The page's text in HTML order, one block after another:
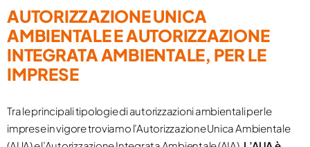
AUTORIZZAZIONE UNICA
AMBIENTALE E AUTORIZZAZIONE
INTEGRATA AMBIENTALE, PER LE
IMPRESE
Tra le principali tipologie di autorizzazioni ambientali per le
imprese in vigore troviamo l’Autorizzazione Unica Ambientale